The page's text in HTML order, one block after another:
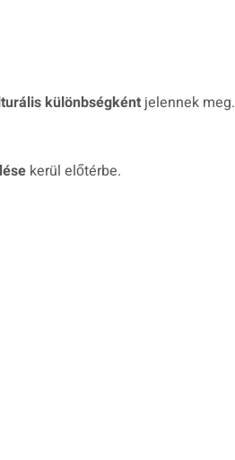
különbségként jelennek meg.
kerül előtérbe.